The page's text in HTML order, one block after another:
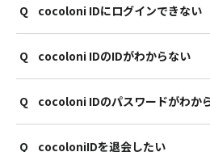
Q
cocoloni IDにログインできない
ご登録時のID（メールアドレス）・
てください。
※ブラウザのプライベートモード（
ド）でアクセスされている場合はプ
してアクセス・ログインをお試しくだ
Q
cocoloni IDのIDがわからない
ご登録時のID（メールアドレス）が
部「お問い合せ」よりメールフォー
Q
cocoloni IDのパスワードがわか
Q
cocoloniIDを退会したい